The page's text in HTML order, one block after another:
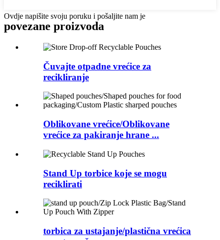
Ovdje napišite svoju poruku i pošaljite nam je
povezane proizvoda
Čuvajte otpadne vrećice za
recikliranje
Oblikovane vrećice/Oblikovane
vrećice za pakiranje hrane ...
Stand Up torbice koje se mogu
reciklirati
torbica za ustajanje/plastična vrećica